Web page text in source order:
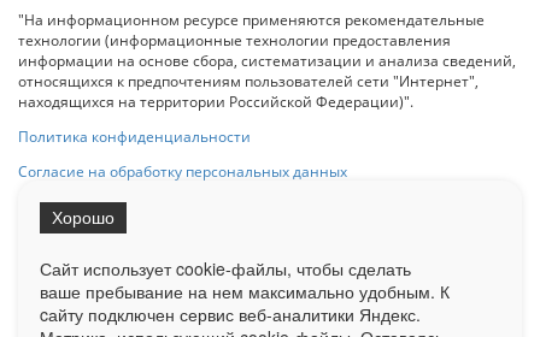
"На информационном ресурсе применяются рекомендательные
технологии (информационные технологии предоставления
информации на основе сбора, систематизации и анализа сведений,
относящихся к предпочтениям пользователей сети "Интернет",
находящихся на территории Российской Федерации)".
Политика конфиденциальности
Согласие на обработку персональных данных
на Сетевое издание «ОрелТаймс» обязательна.
Ограниченная статистика посещаемости доступна на сайте
Сайт использует cookie-файлы, чтобы сделать
ваше пребывание на нем максимально удобным. К
cайту подключен сервис веб-аналитики Яндекс.
Хорошо